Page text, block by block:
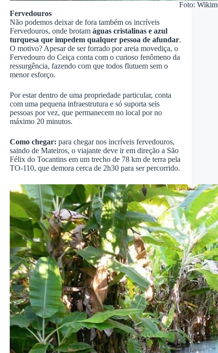
Foto:
Fervedouros
Não podemos deixar de fora também os incríveis
Fervedouros, onde brotam águas cristalinas e azul
turquesa que impedem qualquer pessoa de afundar.
O motivo? Apesar de ser forrado por areia movediça, o
Fervedouro do Ceiça conta com o curioso fenômeno da
ressurgência, fazendo com que todos flutuem sem o
menor esforço.
Por estar dentro de uma propriedade particular, conta
com uma pequena infraestrutura e só suporta seis
pessoas por vez, que permanecem no local por no
máximo 20 minutos.
Como chegar: para chegar nos incríveis fervedouros,
saindo de Mateiros, o viajante deve ir em direção a São
Félix do Tocantins em um trecho de 78 km de terra pela
TO-110, que demora cerca de 2h30 para ser percorrido.